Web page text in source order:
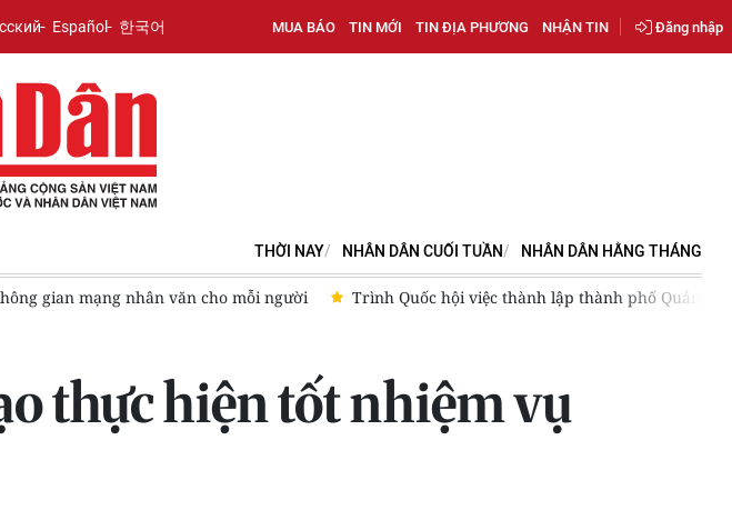
Español 한국어 MUA BÁO TIN MỚI TIN ĐỊA PHƯƠNG NHẬN TIN Đăng nhập
THỜI NAY NHÂN DÂN CUỐI TUẦN NHÂN DÂN HẰNG THÁNG
Trình Quốc hội việc thành lập thành phố Quảng Ninh và thành phố Bắc Ninh Tổng
thực hiện tốt nhiệm vụ